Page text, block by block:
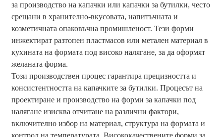
за производство на капачки или капачки за бутилки, често
срещани в хранително-вкусовата, напитъчната и
козметичната опаковъчна промишленост. Тези форми
инжектират разтопен пластмасов или метален материал в
кухината на формата под високо налягане, за да оформят
желаната форма.
Този производствен процес гарантира прецизността и
консистентността на капачките за бутилки. Процесът на
проектиране и производство на форми за капачки под
налягане изисква отчитане на различни фактори,
включително избор на материал, структура на формата и